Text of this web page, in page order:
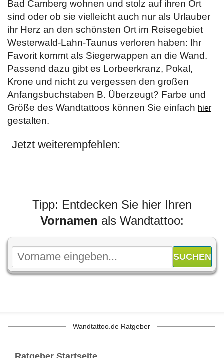
Bad Camberg wohnen und stolz auf ihren Ort
sind oder ob sie vielleicht auch nur als Urlauber
ihr Herz an den schönsten Ort im Reisegebiet
Westerwald-Lahn-Taunus verloren haben: Ihr
Favorit kommt als Siegerwappen an die Wand.
Passend dazu gibt es Lorbeerkranz, Pokal,
Krone und nicht zu vergessen den großen
Anfangsbuchstaben B. Überzeugt? Farbe und
Größe des Wandtattoos können Sie einfach hier
gestalten.
Jetzt weiterempfehlen:
Tipp: Entdecken Sie hier Ihren
Vornamen als Wandtattoo:
Wandtattoo.de Ratgeber